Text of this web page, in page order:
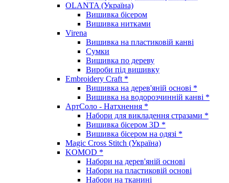
OLANTA (Україна)
Вишивка бісером
Вишивка нитками
Virena
Вишивка на пластиковій канві
Сумки
Вишивка по дереву
Вироби під вишивку
Embroidery Craft *
Вишивка на дерев'яній основі *
Вишивка на водорозчинній канві *
АртСоло - Натхнення *
Набори для викладення стразами *
Вишивка бісером 3D *
Вишивка бісером на одязі *
Magic Cross Stitch (Україна)
KOMOD *
Набори на дерев'яній основі
Набори на пластиковій основі
Набори на тканині